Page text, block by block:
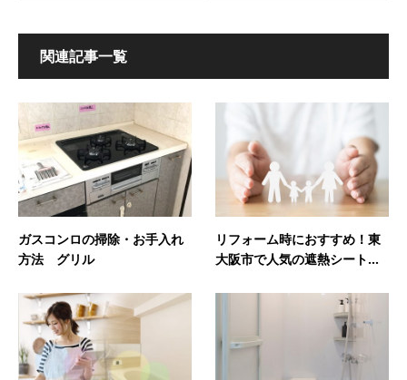
関連記事一覧
ガスコンロの掃除・お手入れ
方法 グリル
リフォーム時におすすめ！東
大阪市で人気の遮熱シート...